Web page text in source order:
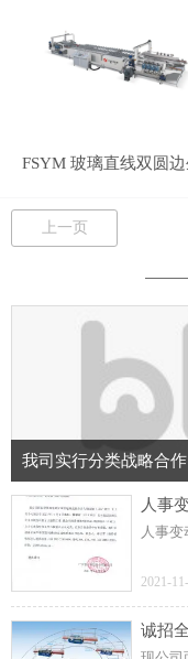
上一页
我司实行分类战略合作
人事
人事变
2021-11-
诚招